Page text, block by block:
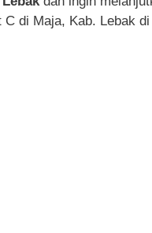
di Maja, Kab. Lebak di